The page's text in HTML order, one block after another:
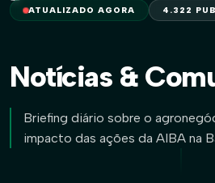
ATUALIZADO AGORA
4.322
Notícias &
Briefing diário sobre o
impacto das ações da AIBA na